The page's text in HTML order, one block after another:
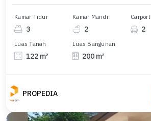
Kamar Tidur
3
Kamar Mandi
2
Carport
2
Luas Tanah
122 m²
Luas Bangunan
200 m²
PROPEDIA